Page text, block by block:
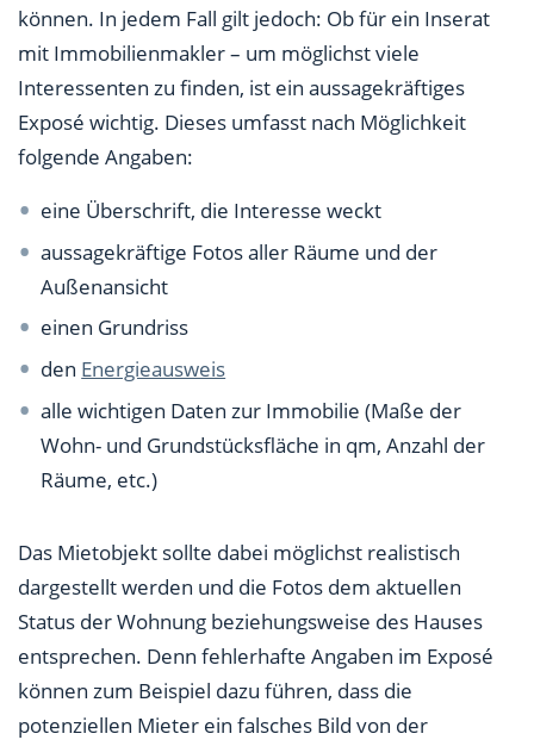
können. In jedem Fall gilt jedoch: Ob für ein Inserat
mit Immobilienmakler – um möglichst viele
Interessenten zu finden, ist ein aussagekräftiges
Exposé wichtig. Dieses umfasst nach Möglichkeit
folgende Angaben:
eine Überschrift, die Interesse weckt
aussagekräftige Fotos aller Räume und der
Außenansicht
einen Grundriss
den Energieausweis
alle wichtigen Daten zur Immobilie (Maße der
Wohn- und Grundstücksfläche in qm, Anzahl der
Räume, etc.)
Das Mietobjekt sollte dabei möglichst realistisch
dargestellt werden und die Fotos dem aktuellen
Status der Wohnung beziehungsweise des Hauses
entsprechen. Denn fehlerhafte Angaben im Exposé
können zum Beispiel dazu führen, dass die
potenziellen Mieter ein falsches Bild von der